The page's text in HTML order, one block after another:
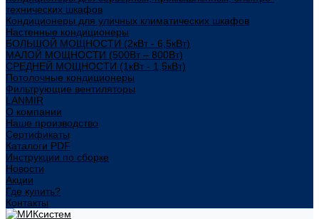
технических шкафов
Кондиционеры для уличных климатических шкафов
Настенные кондиционеры
БОЛЬШОЙ МОЩНОСТИ (2кВт - 6,5кВт)
МАЛОЙ МОЩНОСТИ (500Вт – 800Вт)
СРЕДНЕЙ МОЩНОСТИ (1кВт - 1,5кВт)
Потолочные кондиционеры
Фильтрующие вентиляторы
LANMIR
О компании
Наше производство
Сертификаты
Каталоги PDF
Инструкции по сборке
Новости
Акции
Где купить?
Контакты